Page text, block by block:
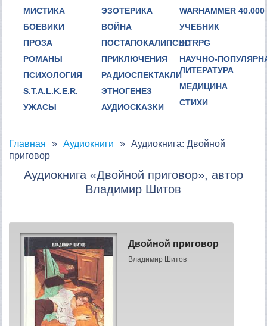
МИСТИКА
БОЕВИКИ
ПРОЗА
РОМАНЫ
ПСИХОЛОГИЯ
S.T.A.L.K.E.R.
УЖАСЫ
ЭЗОТЕРИКА
ВОЙНА
ПОСТАПОКАЛИПСИС
ПРИКЛЮЧЕНИЯ
РАДИОСПЕКТАКЛИ
ЭТНОГЕНЕЗ
АУДИОСКАЗКИ
WARHAMMER 40.000
УЧЕБНИК
LITRPG
НАУЧНО-
ЛИТЕРАТУРА
МЕДИЦИНА
СТИХИ
Главная Аудиокниги
Аудиокнига: Двойной
приговор
Аудиокнига «Двойной приговор», автор
Владимир Шитов
Двойной приговор
Владимир Шитов